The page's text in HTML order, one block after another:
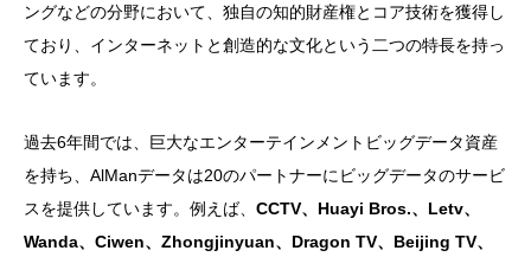
ングなどの分野において、独自の知的財産権とコア技術を獲得し
ており、インターネットと創造的な文化という二つの特長を持っ
ています。
過去6年間では、巨大なエンターテインメントビッグデータ資産
を持ち、AlManデータは20のパートナーにビッグデータのサービ
スを提供しています。例えば、 CCTV、Huayi Bros.、Letv、
Wanda、Ciwen、Zhongjinyuan、Dragon TV、Beijing TV、